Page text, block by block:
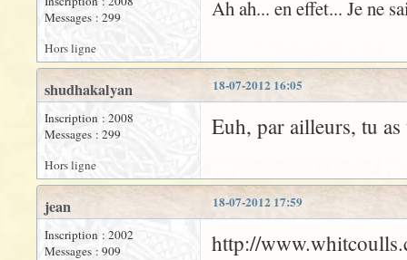
Messages : 299
Ah ah... en effet... Je ne
Hors ligne
18-07-2012 16:05
shudhakalyan
Inscription : 2008
Messages : 299
Euh, par ailleurs, tu
Hors ligne
18-07-2012 17:59
jean
Inscription : 2002
Messages : 909
http://